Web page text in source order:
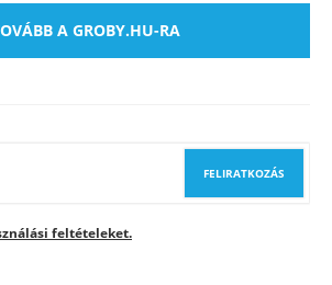
A GROBY.HU-RA
feltételeket.